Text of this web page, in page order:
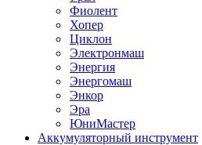
Фиолент
Хопер
Циклон
Электронмаш
Энергия
Энергомаш
Энкор
Эра
ЮниМастер
Аккумуляторный инструмент